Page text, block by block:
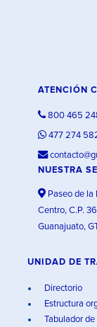
ATENCIÓN
800 465
477 274
NUESTRA
Paseo de la
Centro, C.P.
Guanajuato,
UNIDAD DE
Directorio
Estructura
Tabulador